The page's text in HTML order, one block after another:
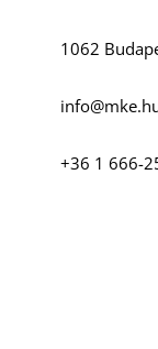
1062
+36 1 666-